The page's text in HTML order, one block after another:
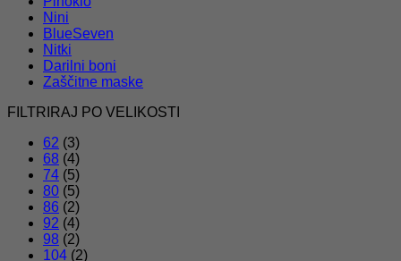
Nini
BlueSeven
Nitki
Darilni boni
Zaščitne maske
FILTRIRAJ PO VELIKOSTI
62 (3)
68 (4)
74 (5)
80 (5)
86 (2)
92 (4)
98 (2)
104 (2)